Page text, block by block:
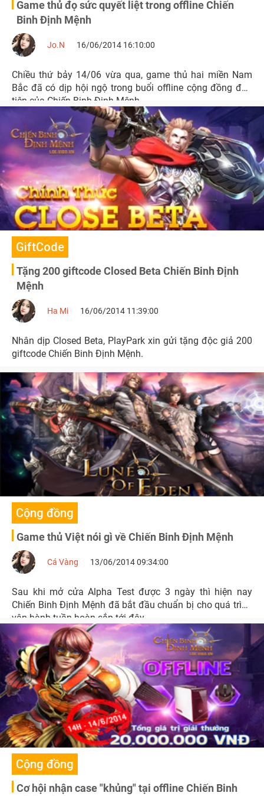
Game thủ đọ sức quyết liệt trong offline Chiến
Binh Định Mệnh
Jo.N 16/06/2014 16:10:00
Chiều thứ bảy 14/06 vừa qua, game thủ hai miền Nam
Bắc đã có dịp hội ngộ trong buổi offline cộng đồng đầu
tiên của Chiến Binh Định Mệnh.
GiftCode
Tặng 200 giftcode Closed Beta Chiến Binh Định
Mệnh
Ha Mi 16/06/2014 11:39:00
Nhân dịp Closed Beta, PlayPark xin gửi tặng độc giả 200
giftcode Chiến Binh Định Mệnh.
Cộng đồng
Game thủ Việt nói gì về Chiến Binh Định Mệnh
Cá Vàng 13/06/2014 09:34:00
Sau khi mở cửa Alpha Test được 3 ngày thì hiện nay
Chiến Binh Định Mệnh đã bắt đầu chuẩn bị cho quá trình
vận hành tuần hoàn sắp tới đây.
Cộng đồng
Cơ hội nhận case "khủng" tại offline Chiến Binh